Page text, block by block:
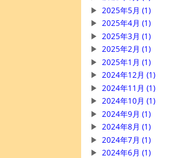
2025年5月 (1)
2025年4月 (1)
2025年3月 (1)
2025年2月 (1)
2025年1月 (1)
2024年12月 (1)
2024年11月 (1)
2024年10月 (1)
2024年9月 (1)
2024年8月 (1)
2024年7月 (1)
2024年6月 (1)